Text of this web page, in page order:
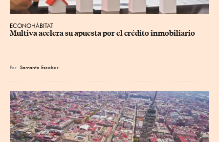
ECONOHÁBITAT
Multiva acelera su apuesta por el crédito inmobiliario
Por Samanta Escobar